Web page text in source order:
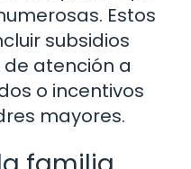
Estos
subsidios
de atención a
o incentivos
mayores.